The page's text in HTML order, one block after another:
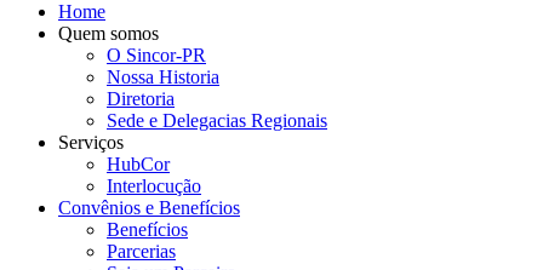
Home
Quem somos
O Sincor-PR
Nossa Historia
Diretoria
Sede e Delegacias Regionais
Serviços
HubCor
Interlocução
Convênios e Benefícios
Benefícios
Parcerias